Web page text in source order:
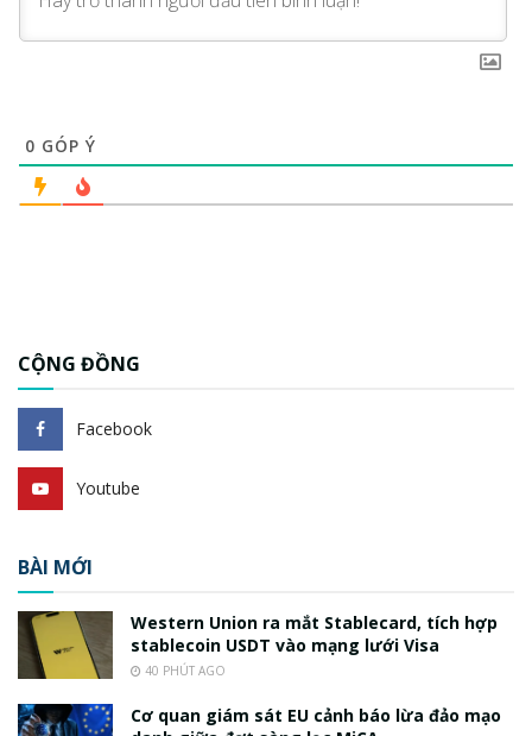
0 GÓP Ý
CỘNG ĐỒNG
Facebook
Youtube
BÀI MỚI
Western Union ra mắt Stablecard, tích hợp
stablecoin USDT vào mạng lưới Visa
40 PHÚT AGO
Cơ quan giám sát EU cảnh báo lừa đảo mạo